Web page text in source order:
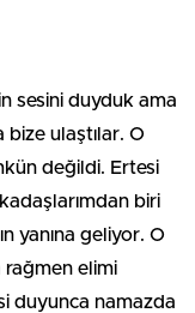
sesini duyduk ama
bize ulaştılar. O
değildi. Ertesi
biri
yanına geliyor. O
rağmen elimi
duyunca namazda